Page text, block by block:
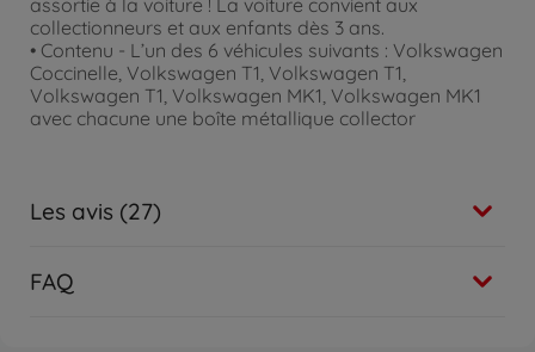
collectionneurs et aux enfants dès 3 ans.
• Contenu - L’un des 6 véhicules suivants : Volkswagen
Coccinelle, Volkswagen T1, Volkswagen T1,
Volkswagen T1, Volkswagen MK1, Volkswagen MK1
avec chacune une boîte métallique collector
Les avis (27)
FAQ